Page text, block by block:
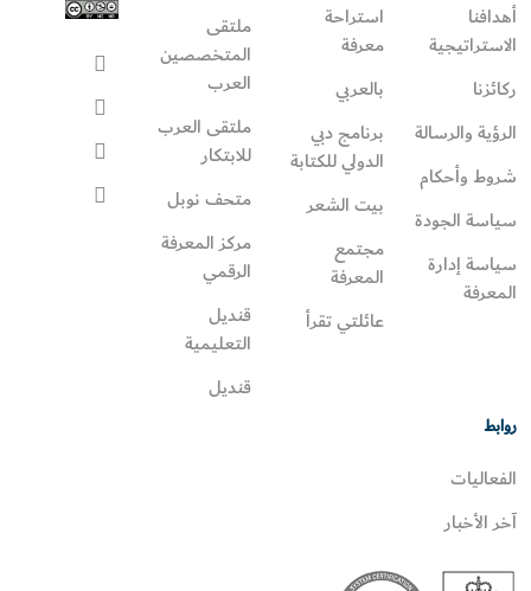
أهدافنا
الاستراتيجية
ركائزنا
الرؤية والرسالة
شروط وأحكام
سياسة الجودة
سياسة إدارة
المعرفة
استراحة
معرفة
بالعربي
برنامج دبي
الدولي للكتابة
بيت الشعر
مجتمع
المعرفة
عائلتي تقرأ‎
ملتقى
المتخصصين
العرب
ملتقى العرب
للابتكار
متحف نوبل
مركز المعرفة
الرقمي
قنديل
التعليمية
قنديل
روابط
الفعاليات
آخر الأخبار